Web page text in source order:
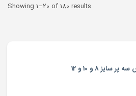
Showing 1–20 of 180 results
سایز 8 و 10 و 12